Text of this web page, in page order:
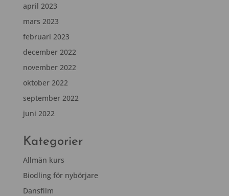
april 2023
mars 2023
februari 2023
december 2022
november 2022
oktober 2022
september 2022
juni 2022
Kategorier
Allmän kurs
Biodling för nybörjare
Dansfilm